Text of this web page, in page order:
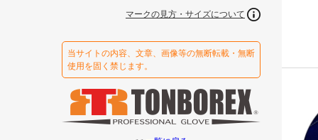
マークの見方・サイズについて
当サイトの内容、文章、画像等の無断転載・無断
使用を固く禁じます。